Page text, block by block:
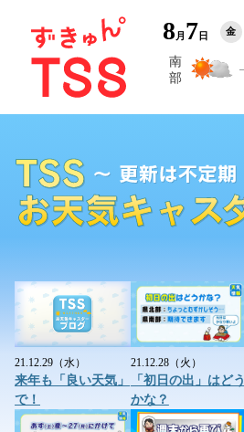
8 月 7 日 金
21.12.29（水）
来年も「良い天気」
で！
21.12.28（火）
「初日の出」はどう
かな？